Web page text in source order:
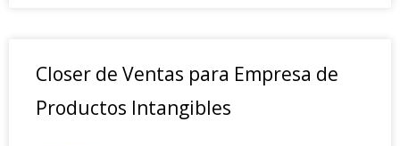
Closer de Ventas para Empresa de
Productos Intangibles